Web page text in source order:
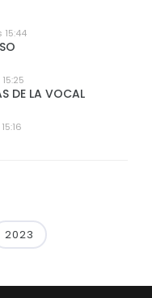
DE LA VOCAL
2023